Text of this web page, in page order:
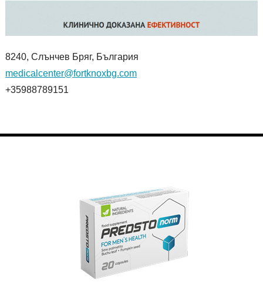
8240, Слънчев Бряг, България
medicalcenter@fortknoxbg.com
+35988789151